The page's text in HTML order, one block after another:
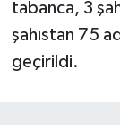
tabanca, 3
şahıstan 75
geçirildi.